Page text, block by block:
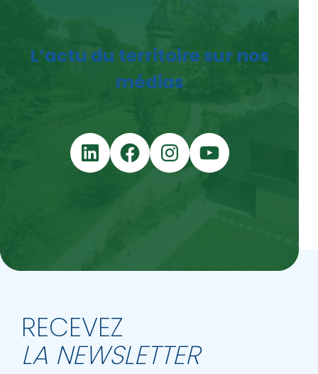
L’actu du territoire sur nos
médias
LinkedInFacebookInstagram
YouTube
RECEVEZ
LA NEWSLETTER